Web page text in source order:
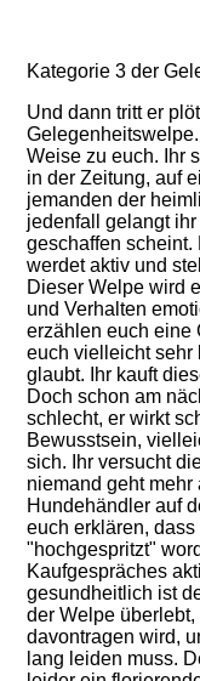
Kategorie 3 der
Und dann tritt er
Weise zu euch. Ihr
in der Zeitung, auf
jemanden der
jedenfall gelangt
geschaffen
werdet aktiv und
Dieser Welpe wird
und Verhalten
erzählen euch eine
euch vielleicht sehr
glaubt. Ihr kauft
Doch schon am
schlecht, er wirkt
Bewusstsein,
sich. Ihr versucht
niemand geht
Hundehändler auf
euch erklären,
"hochgespritzt"
Kaufgespräches
gesundheitlich ist
der Welpe
davontragen wird,
lang leiden muss.